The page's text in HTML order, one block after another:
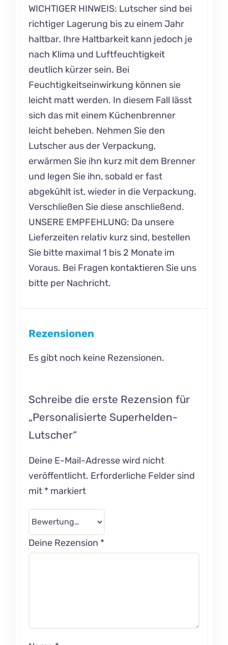
WICHTIGER HINWEIS: Lutscher sind bei
richtiger Lagerung bis zu einem Jahr
haltbar. Ihre Haltbarkeit kann jedoch je
nach Klima und Luftfeuchtigkeit
deutlich kürzer sein. Bei
Feuchtigkeitseinwirkung können sie
leicht matt werden. In diesem Fall lässt
sich das mit einem Küchenbrenner
leicht beheben. Nehmen Sie den
Lutscher aus der Verpackung,
erwärmen Sie ihn kurz mit dem Brenner
und legen Sie ihn, sobald er fast
abgekühlt ist, wieder in die Verpackung.
Verschließen Sie diese anschließend.
UNSERE EMPFEHLUNG: Da unsere
Lieferzeiten relativ kurz sind, bestellen
Sie bitte maximal 1 bis 2 Monate im
Voraus. Bei Fragen kontaktieren Sie uns
bitte per Nachricht.
Rezensionen
Es gibt noch keine Rezensionen.
Schreibe die erste Rezension für
„Personalisierte Superhelden-
Lutscher“
Deine E-Mail-Adresse wird nicht
veröffentlicht. Erforderliche Felder sind
mit * markiert
Deine Rezension *